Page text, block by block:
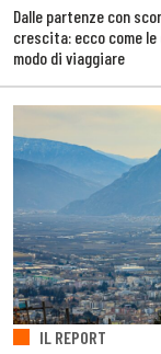
Dalle partenze con
crescita: ecco come
modo di viaggiare
IL REPORT